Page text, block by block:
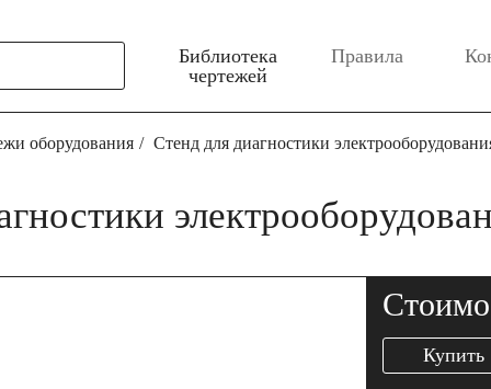
Библиотека
чертежей
Правила
оборудования Стенд для диагностики
Купить